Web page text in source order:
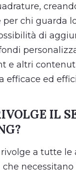
per chi guarda
di
e altri
efficace ed
IL
rivolge a tutte le